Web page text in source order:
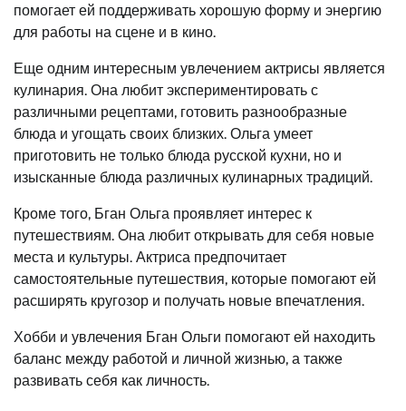
помогает ей поддерживать хорошую форму и энергию
для работы на сцене и в кино.
Еще одним интересным увлечением актрисы является
кулинария. Она любит экспериментировать с
различными рецептами, готовить разнообразные
блюда и угощать своих близких. Ольга умеет
приготовить не только блюда русской кухни, но и
изысканные блюда различных кулинарных традиций.
Кроме того, Бган Ольга проявляет интерес к
путешествиям. Она любит открывать для себя новые
места и культуры. Актриса предпочитает
самостоятельные путешествия, которые помогают ей
расширять кругозор и получать новые впечатления.
Хобби и увлечения Бган Ольги помогают ей находить
баланс между работой и личной жизнью, а также
развивать себя как личность.